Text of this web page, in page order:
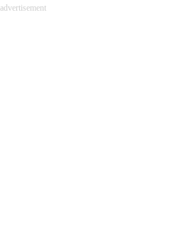
advertisement